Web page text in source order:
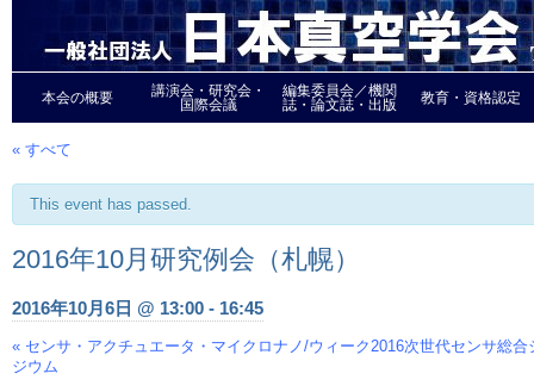
本会の概要
講演会・研究会・
国際会議
編集委員会／機関
誌・論文誌・出版
教育・資格認定
« すべて
This event has passed.
2016年10月研究例会（札幌）
2016年10月6日 @ 13:00 - 16:45
Event
Navigation
« センサ・アクチュエータ・マイクロナノ/ウィーク2016次世代センサ総合
ジウム